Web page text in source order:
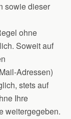
sowie dieser
ohne
Soweit auf
Adressen)
stets auf
Ihre
weitergegeben.